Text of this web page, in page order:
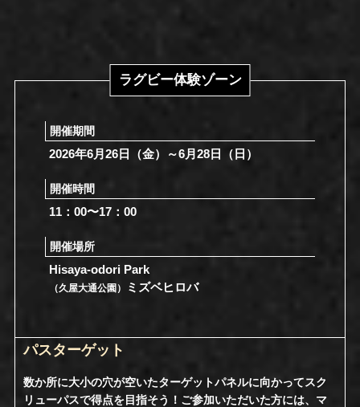
ラグビー体験ゾーン
開催期間
2026年6月26日（金）～6月28日（日）
開催時間
11：00〜17：00
開催場所
Hisaya-odori Park
（久屋大通公園） ミズベヒロバ
パスターゲット
数か所に大小の穴が空いたターゲットパネルに向かってスク
リューパスで得点を目指そう！ご参加いただいた方には、マ